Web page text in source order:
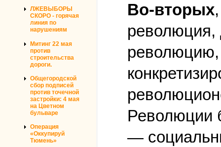
ЛЖЕВЫБОРЫ
СКОРО - горячая
линия по
нарушениям
Митинг 22 мая
против
строительства
дороги.
Общегородской
сбор подписей
против точечной
застройки: 4 мая
на Цветном
бульваре
Операция
«Оккупируй
Тюмень»
Во-вторых
революция,
революцию,
Революции
—